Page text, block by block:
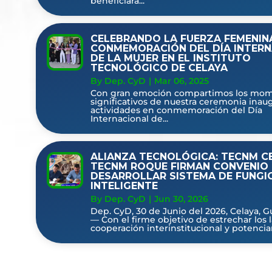
CELEBRANDO LA FUERZA
CONMEMORACIÓN DEL DÍA
DE LA MUJER EN EL INSTITUTO
TECNOLÓGICO DE CELAYA
By Dep. CyD | Mar 06, 2025
Con gran emoción compartimos los
significativos de nuestra ceremonia
actividades en conmemoración del Día
Internacional de...
ALIANZA TECNOLÓGICA: TECNM
TECNM ROQUE FIRMAN CONVENIO
DESARROLLAR SISTEMA DE
INTELIGENTE
By Dep. CyD | Jun 30, 2026
Dep. CyD, 30 de Junio del 2026, Celaya,
— Con el firme objetivo de estrechar los
cooperación interinstitucional y